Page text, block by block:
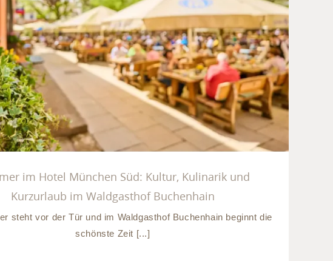
im Hotel München Süd: Kultur,
und Kurzurlaub im Waldgasthof
Buchenhain
im Hotel München Süd: Kultur, Kulinarik und
Kurzurlaub im Waldgasthof Buchenhain
steht vor der Tür und im Waldgasthof Buchenhain beginnt die
schönste Zeit [...]